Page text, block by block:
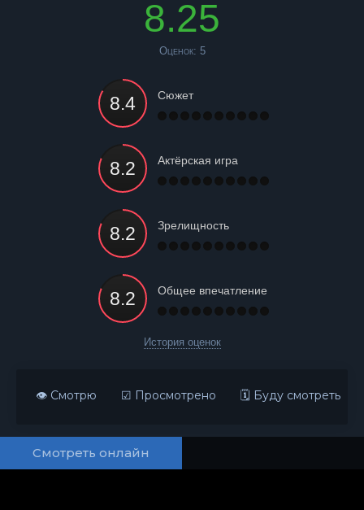
8.25
Оценок: 5
Сюжет
Актёрская игра
Зрелищность
Общее впечатление
История оценок
👁 Смотрю ☑ Просмотрено 🗓 Буду смотреть
Смотреть онлайн